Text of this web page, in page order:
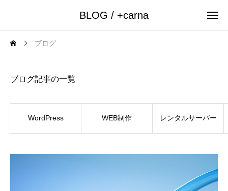
BLOG / +carna
ブログ
ブログ記事の一覧
WordPress WEB制作 レンタルサーバー